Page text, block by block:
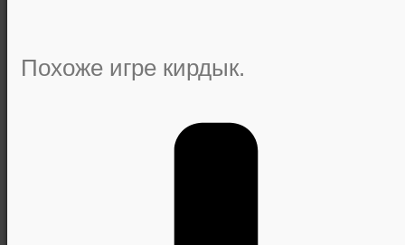
Похоже игре кирдык.